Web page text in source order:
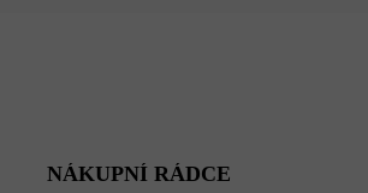
NÁKUPNÍ RÁDCE